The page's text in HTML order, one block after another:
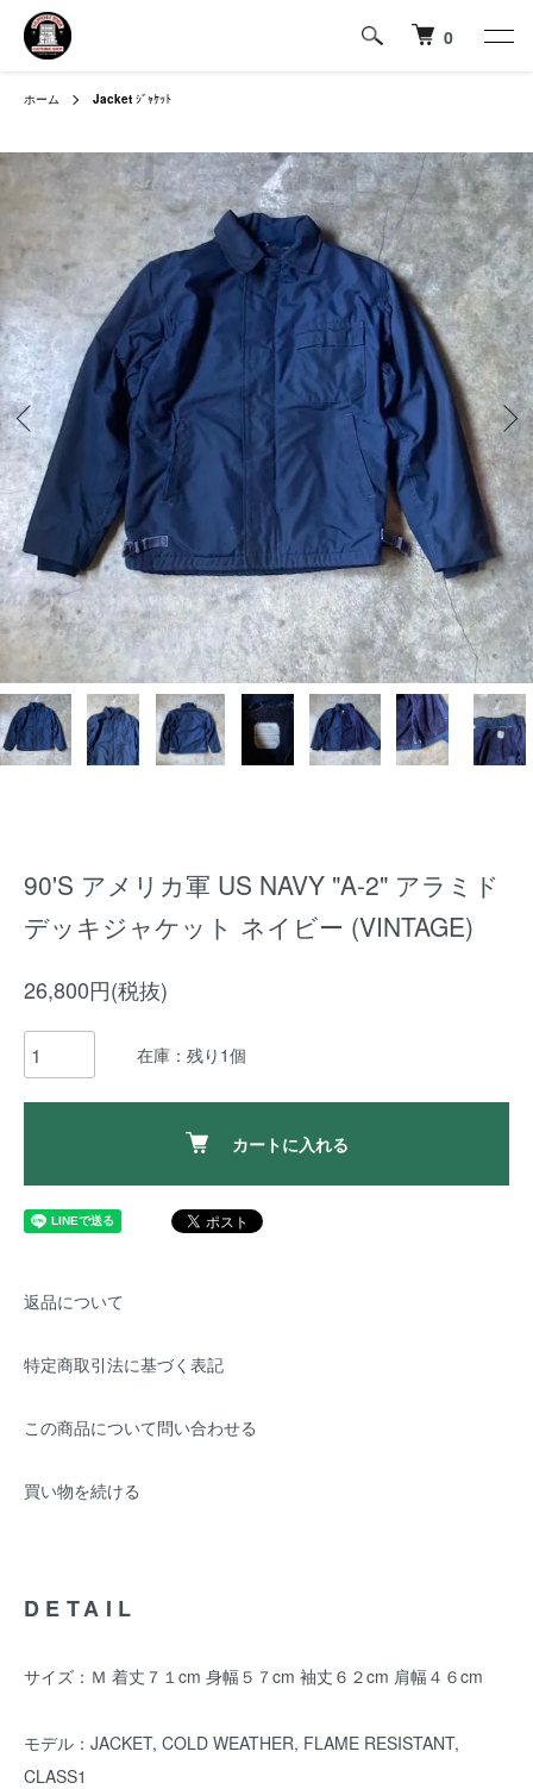
0
ホーム Jacket ｼﾞｬｹｯﾄ
90'S アメリカ軍 US NAVY "A-2" アラミド
デッキジャケット ネイビー (VINTAGE)
26,800円(税抜)
在庫：残り1個
カートに入れる
返品について
特定商取引法に基づく表記
この商品について問い合わせる
買い物を続ける
DETAIL
サイズ：Ｍ 着丈７１cm 身幅５７cm 袖丈６２cm 肩幅４６cm
モデル：JACKET, COLD WEATHER, FLAME RESISTANT,
CLASS1